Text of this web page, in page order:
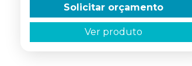
Solicitar orçamento
Ver produto